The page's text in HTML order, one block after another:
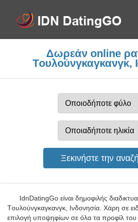
Δωρεάν online
Tουλούνγκαγκανγκ,
IdnDatingGo είναι δημοφιλής
Tουλούνγκαγκανγκ, Ινδονησία. Χάρη σε
επιλογή υποψηφίων σε όλα τα προφίλ του